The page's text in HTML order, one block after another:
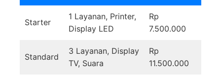
Starter
1 Layanan, Printer,
Display LED
Rp
7.500.000
Standard
3 Layanan, Display
TV, Suara
Rp
11.500.000